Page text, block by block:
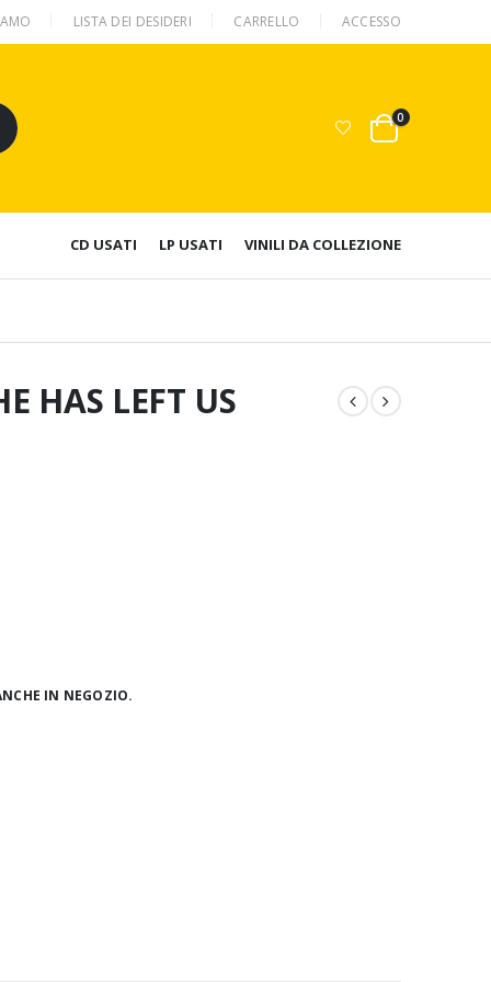
LISTA DEI DESIDERI CARRELLO ACCESSO
0
CD USATI LP USATI VINILI DA COLLEZIONE
HAS LEFT US
IN NEGOZIO.